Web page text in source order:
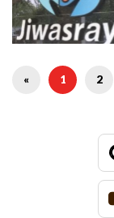
« 1 2